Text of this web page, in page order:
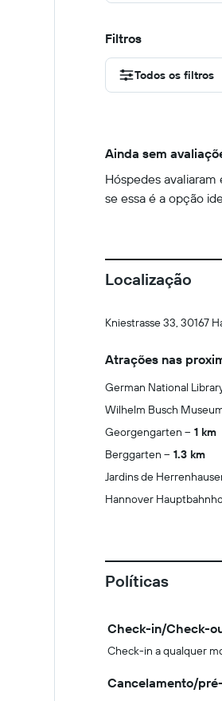
Filtros
Todos os filtros
Ainda sem
Hóspedes
se essa é a opção
Localização
Kniestrasse 33, 30167
Atrações nas
German National
Wilhelm Busch
Georgengarten
1 km
Berggarten
1.3 km
Jardins de
Hannover
Políticas
Check-in/Check-
Check-in a qualquer
Cancelamento/